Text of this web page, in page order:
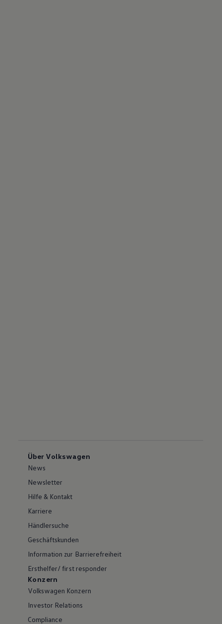
Über Volkswagen
News
Newsletter
Hilfe & Kontakt
Karriere
Händlersuche
Geschäftskunden
Information zur Barrierefreiheit
Ersthelfer/ first responder
Konzern
Volkswagen Konzern
Investor Relations
Compliance